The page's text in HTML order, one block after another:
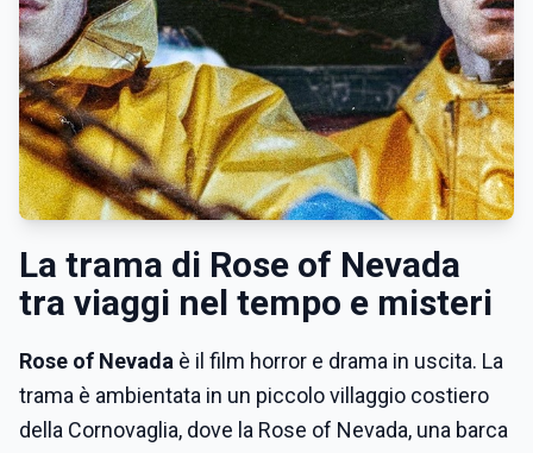
La trama di Rose of Nevada
tra viaggi nel tempo e misteri
Rose of Nevada è il film horror e drama in uscita. La
trama è ambientata in un piccolo villaggio costiero
della Cornovaglia, dove la Rose of Nevada, una barca